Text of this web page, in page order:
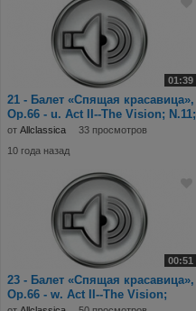
01:39
21 - Балет «Спящая красавица»,
Op.66 - u. Act II--The Vision; N.11;
Bl
от Allclassica
33 просмотров
10 года назад
00:51
23 - Балет «Спящая красавица»,
Op.66 - w. Act II--The Vision;